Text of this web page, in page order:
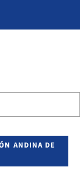
ANDINA DE